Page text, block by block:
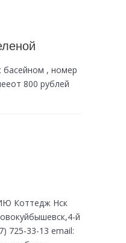
басейном , номер
800 рублей
Коттедж Нск
й
725-33-13 email: